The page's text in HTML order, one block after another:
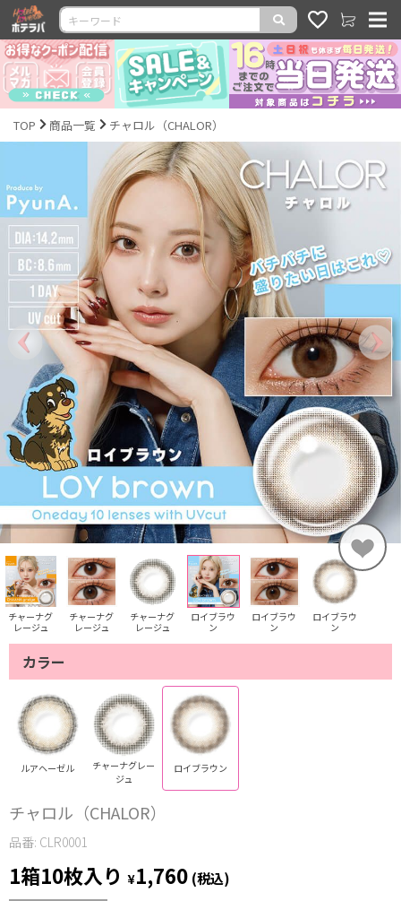
TOP 商品一覧 チャロル（CHALOR）
チャーナグ
レージュ
チャーナグ
レージュ
チャーナグ
レージュ
ロイブラウ
ン
ロイブラウ
ン
ロイブラウ
ン
カラー
ルアヘーゼル
チャーナグレー
ジュ
ロイブラウン
チャロル（CHALOR）
品番: CLR0001
1箱10枚入り ¥1,760 (税込)